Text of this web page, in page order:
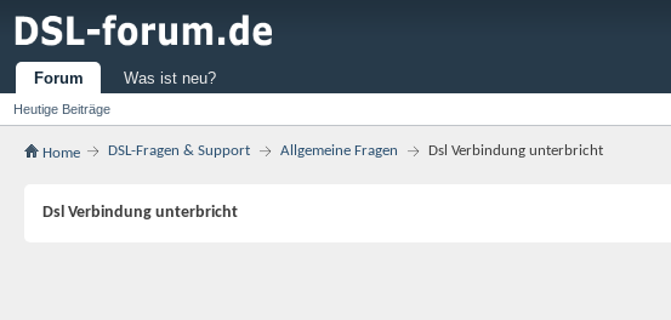
Forum
Heutige Beiträge
Was ist neu?
Home DSL-Fragen & Support Allgemeine Fragen Dsl Verbindung unterbricht
Dsl Verbindung unterbricht